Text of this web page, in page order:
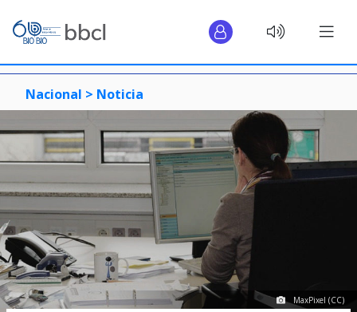
Nacional > Noticia
MaxPixel (CC)